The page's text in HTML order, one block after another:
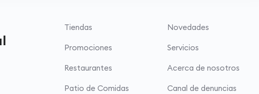
Tiendas
Promociones
Restaurantes
Patio de Comidas
Novedades
Servicios
Acerca de nosotros
Canal de denuncias